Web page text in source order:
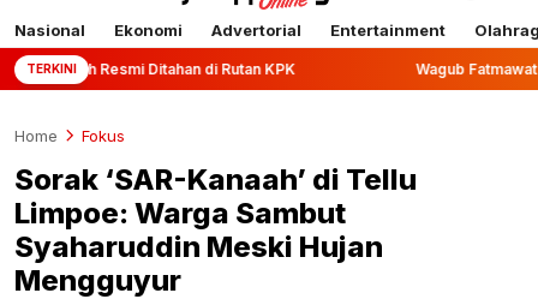
Nasional Ekonomi Advertorial Entertainment
TERKINI
Ditahan di Rutan KPK Wagub Fatmawati Rusdi Lepas
Home Fokus
Sorak ‘SAR-Kanaah’ di Tellu
Limpoe: Warga Sambut
Syaharuddin Meski Hujan
Mengguyur